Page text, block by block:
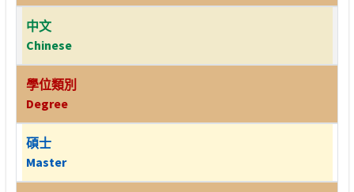
中文
Chinese
學位類別
Degree
碩士
Master